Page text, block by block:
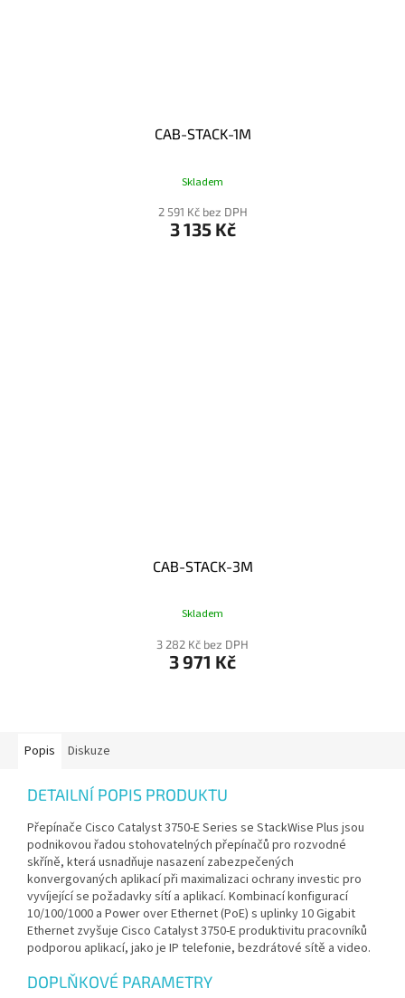
CAB-STACK-1M
Skladem
2 591 Kč bez DPH
3 135 Kč
CAB-STACK-3M
Skladem
3 282 Kč bez DPH
3 971 Kč
Popis Diskuze
DETAILNÍ POPIS PRODUKTU
Přepínače Cisco Catalyst 3750-E Series se StackWise Plus jsou
podnikovou řadou stohovatelných přepínačů pro rozvodné
skříně, která usnadňuje nasazení zabezpečených
konvergovaných aplikací při maximalizaci ochrany investic pro
vyvíjející se požadavky sítí a aplikací. Kombinací konfigurací
10/100/1000 a Power over Ethernet (PoE) s uplinky 10 Gigabit
Ethernet zvyšuje Cisco Catalyst 3750-E produktivitu pracovníků
podporou aplikací, jako je IP telefonie, bezdrátové sítě a video.
DOPLŇKOVÉ PARAMETRY